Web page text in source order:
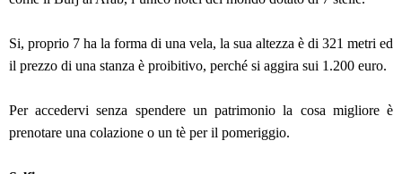
Si, proprio 7 ha la forma di una vela, la sua altezza è di 321 metri ed
il prezzo di una stanza è proibitivo, perché si aggira sui 1.200 euro.
Per accedervi senza spendere un patrimonio la cosa migliore è
prenotare una colazione o un tè per il pomeriggio.